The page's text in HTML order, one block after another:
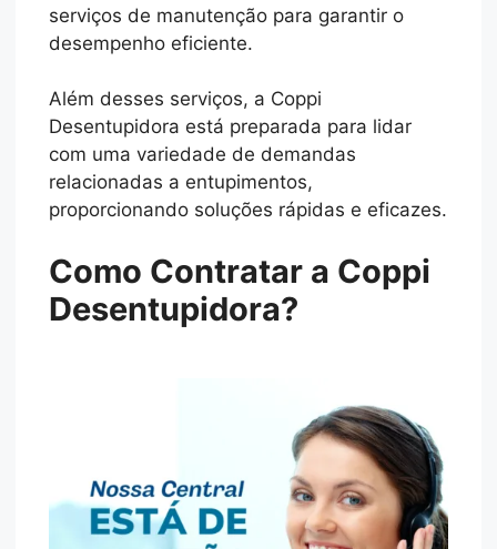
serviços de manutenção para garantir o
desempenho eficiente.
Além desses serviços, a Coppi
Desentupidora está preparada para lidar
com uma variedade de demandas
relacionadas a entupimentos,
proporcionando soluções rápidas e eficazes.
Como Contratar a Coppi
Desentupidora?